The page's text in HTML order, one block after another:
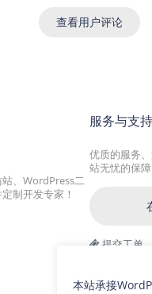
查看用户评论
、WordPress二
制开发专家！
服务与支持
优质的服务
站无忧的保障
提交工单
本站承接